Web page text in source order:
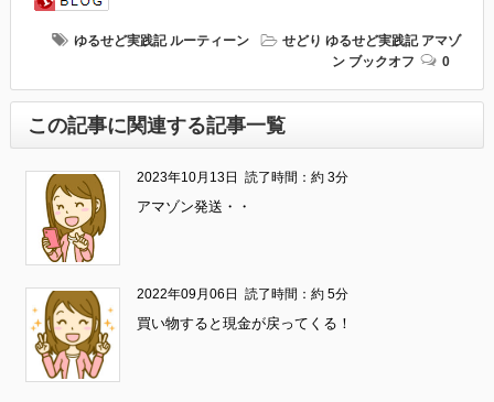
ゆるせど実践記 ルーティーン せどり ゆるせど実践記 アマゾ
ン ブックオフ 0
この記事に関連する記事一覧
2023年10月13日 読了時間：約 3分
アマゾン発送・・
2022年09月06日 読了時間：約 5分
買い物すると現金が戻ってくる！